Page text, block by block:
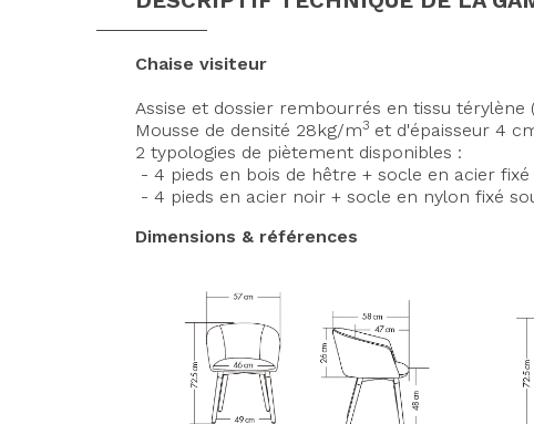
Chaise visiteur
Assise et dossier rembourrés en tissu
Mousse de densité 28kg/m3 et d'épaisseur 4
2 typologies de piètement disponibles :
- 4 pieds en bois de hêtre + socle en acier
- 4 pieds en acier noir + socle en nylon fixé
Dimensions & références